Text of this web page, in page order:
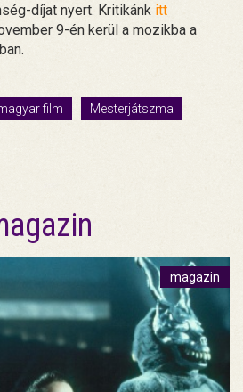
díjat nyert. Kritikánk itt
9-én kerül a mozikba a
film Mesterjátszma
magazin